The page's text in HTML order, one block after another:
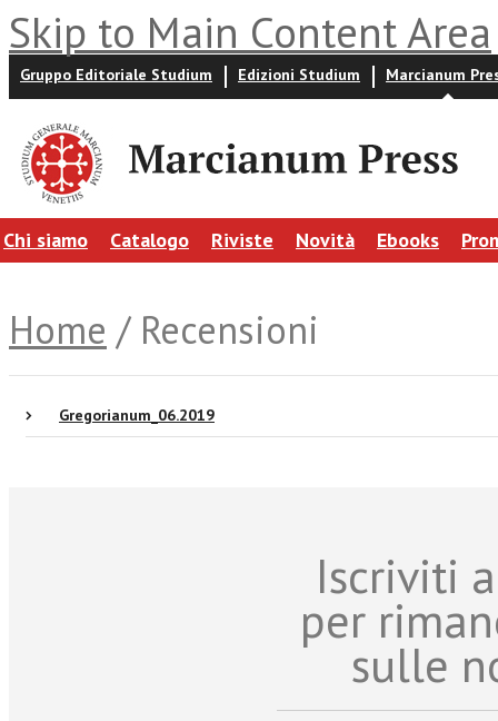
Skip to Main Content Area
Gruppo Editoriale Studium Edizioni Studium Marcianum
Chi siamo Catalogo Riviste Novità Ebooks
Home / Recensioni
Gregorianum_06.2019
Iscriviti
per
sulle